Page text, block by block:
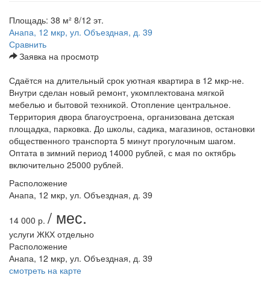
Площадь: 38 м² 8/12 эт.
Анапа, 12 мкр, ул. Объездная, д. 39
Сравнить
Заявка на просмотр
Сдаётся на длительный срок уютная квартира в 12 мкр-не.
Внутри сделан новый ремонт, укомплектована мягкой
мебелью и бытовой техникой. Отопление центральное.
Территория двора благоустроена, организована детская
площадка, парковка. До школы, садика, магазинов, остановки
общественного транспорта 5 минут прогулочным шагом.
Оптата в зимний период 14000 рублей, с мая по октябрь
включительно 25000 рублей.
Расположение
Анапа, 12 мкр, ул. Объездная, д. 39
14 000 р. / мес.
услуги ЖКХ отдельно
Расположение
Анапа, 12 мкр, ул. Объездная, д. 39
смотреть на карте